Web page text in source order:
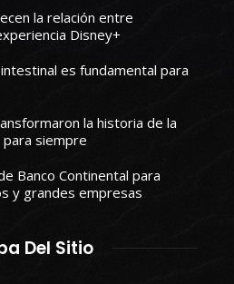
la relación entre
Disney+
es fundamental para
la historia de la
para siempre
Banco Continental para
y grandes empresas
Del Sitio